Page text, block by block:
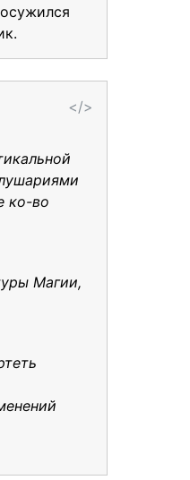
</>
ко-во
Магии,